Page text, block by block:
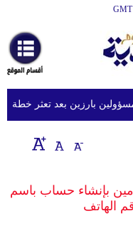
أخبارعاجلة
رياضة
ثقافة
إقتصاد
وموسيقى
بارزين بعد تعثر خطة
بإنشاء حساب باسم
الهاتف